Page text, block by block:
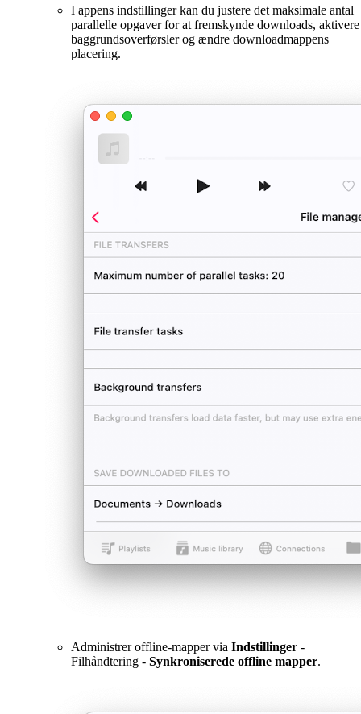
I appens indstillinger kan du justere det maksimale antal
parallelle opgaver for at fremskynde downloads, aktivere
baggrundsoverførsler og ændre downloadmappens
placering.
Administrer offline-mapper via Indstillinger -
Filhåndtering - Synkroniserede offline mapper.